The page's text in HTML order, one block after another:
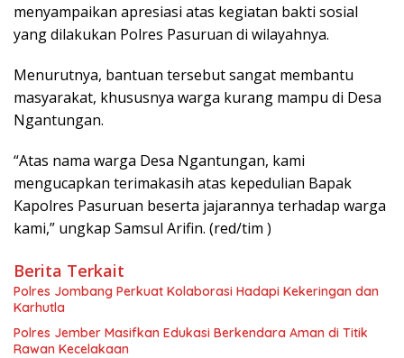
menyampaikan apresiasi atas kegiatan bakti sosial
yang dilakukan Polres Pasuruan di wilayahnya.
Menurutnya, bantuan tersebut sangat membantu
masyarakat, khususnya warga kurang mampu di Desa
Ngantungan.
“Atas nama warga Desa Ngantungan, kami
mengucapkan terimakasih atas kepedulian Bapak
Kapolres Pasuruan beserta jajarannya terhadap warga
kami,” ungkap Samsul Arifin. (red/tim )
Berita Terkait
Polres Jombang Perkuat Kolaborasi Hadapi Kekeringan dan
Karhutla
Polres Jember Masifkan Edukasi Berkendara Aman di Titik
Rawan Kecelakaan